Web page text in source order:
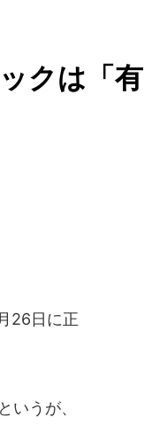
クは「有
26日に正
いうが、